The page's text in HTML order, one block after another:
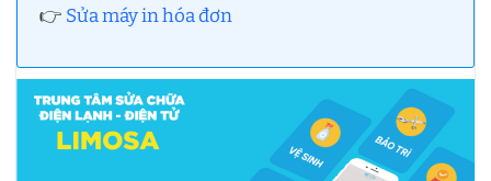
👉 Sửa máy in hóa đơn